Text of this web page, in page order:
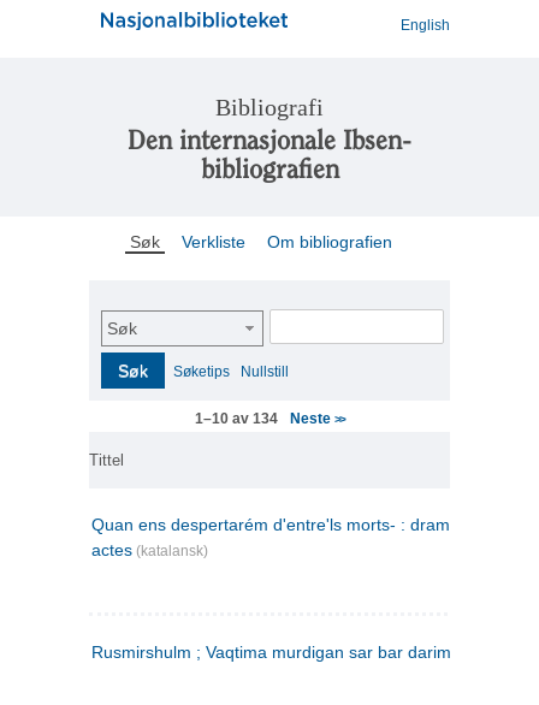
English
Bibliografi
Den internasjonale Ibsen-
bibliografien
Søk Verkliste Om bibliografien
Søk
Søk Søketips Nullstill
1–10 av 134 Neste >>
Tittel
Quan ens despertarém d'entre'ls morts- : drama en tres
actes (katalansk)
Rusmirshulm ; Vaqtima murdigan sar bar darim